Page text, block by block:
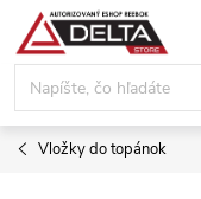
Prejsť
obsah
Vložky do topánok